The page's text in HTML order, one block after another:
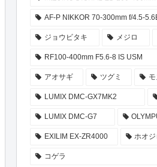
AF-P NIKKOR 70-300mm f/4.5-
ジョウビタキ メジロ
RF100-400mm F5.6-8 IS USM
アオサギ ツグミ
LUMIX DMC-GX7MK2
LUMIX DMC-G7
EXILIM EX-ZR4000 ホオジ
コゲラ